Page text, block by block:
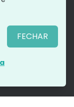
FECHAR